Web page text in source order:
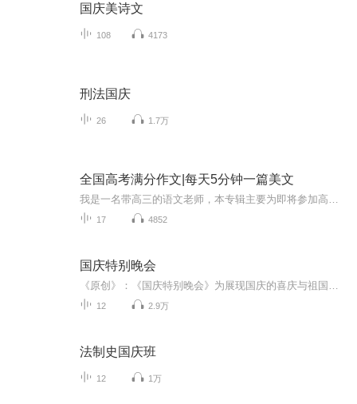
国庆美诗文
108 4173
刑法国庆
26 1.7万
全国高考满分作文|每天5分钟一篇美文
17 4852
国庆特别晚会
12 2.9万
法制史国庆班
12 1万